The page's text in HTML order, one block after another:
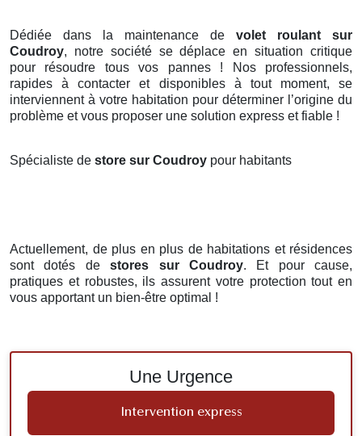
Dédiée dans la maintenance de volet roulant sur
Coudroy, notre société se déplace en situation critique
pour résoudre tous vos pannes ! Nos professionnels,
rapides à contacter et disponibles à tout moment, se
interviennent à votre habitation pour déterminer l’origine du
problème et vous proposer une solution express et fiable !
Spécialiste de store sur Coudroy pour habitants
Actuellement, de plus en plus de habitations et résidences
sont dotés destores sur Coudroy. Et pour cause,
pratiques et robustes, ils assurent votre protection tout en
vous apportant un bien-être optimal !
Une Urgence
Intervention express